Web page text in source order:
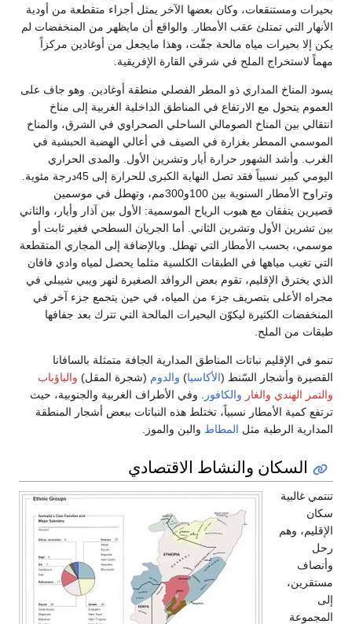
بحيرات ومستنقعات، وكان بعضها الآخر يمثل أجزاء متقطعة من أودية
الأنهار التي تمتلئ عقب الأمطار. والواقع أن مايظهر من المنخفضات لم
يكن إلا بحيرات مياه مالحة جفّت، وهذا مايجعل من أوغادين مركزاً
مهماً لاستخراج الملح في شرقي القارة الإفريقية.
يسود المناخ المداري ذو المطر الفصلي منطقة أوغادين. وهو جاف على
العموم يتحول مع الارتفاع في المناطق الداخلية الغربية إلى مناخ
انتقالي بين المناخ الصومالي الساحلي الصحراوي في الشرق، والمناخ
الموسمي الممطر بغزارة في الصيف في أعالي الهضبة الحبشية في
الغرب. وأشد الشهور حرارة أيار وتشرين الأول. والمدى الحراري
اليومي كبير نسبياً فقد تصل النهاية الكبرى للحرارة إلى 45درجة مئوية.
وتراوح الأمطار السنوية بين 100و300مم، وتهطل في موسمين
قصيرين يتفقان مع هبوب الرياح الموسمية: الأول بين آذار وأيار، والثاني
بين تشرين الأول وتشرين الثاني. أما الجريان السطحي فغير ثابت أو
موسمي، بحسب الأمطار التي تهطل. وبالإضافة إلى المجاري المتقطعة
التي تغيب مياهها في الطبقات الكلسية مثلما يحصل لمياه وادي فافان
الذي يخترق الإقليم، تقوم بعض الروافد الصغيرة لنهر ويبي شيبلي في
مجراه الأعلى بتصريف جزء من المياه، في حين يتجمع جزء آخر في
المنخفضات الكثيرة ليكوّن البحيرات المالحة التي تترك بعد جفافها
طبقات من الملح.
تنمو في الإقليم نباتات المناطق المدارية الجافة متمثلة بالسافانا
القصيرة وأشجار السّنط (الأكاسيا) والدوم (شجرة المقل) والباؤباب
والتمر الهندي والغار والكافور . وفي الأطراف الغربية والجنوبية، حيث
ترتفع كمية الأمطار نسبياً، تختلط هذه النباتات ببعض أشجار المنطقة
المدارية الرطبة مثل المطاط والبن والموز.
السكان والنشاط الاقتصادي
تنتمي غالبية
سكان
الإقليم، وهم
رحل
وأنصاف
مستقرين،
إلى
المجموعة